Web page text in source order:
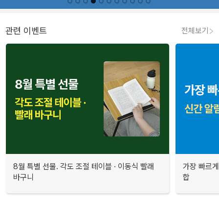
관련 이벤트 전체보기
8월 특별 선물. 각도 조절 테이블 · 이동식 빨래
바구니
가장 빠르
합